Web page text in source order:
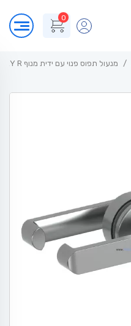
0
מנעול תפוס פנוי עם ידית מנוף GALLERY R